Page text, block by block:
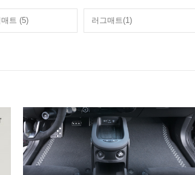
트 (5) 러그매트(1)